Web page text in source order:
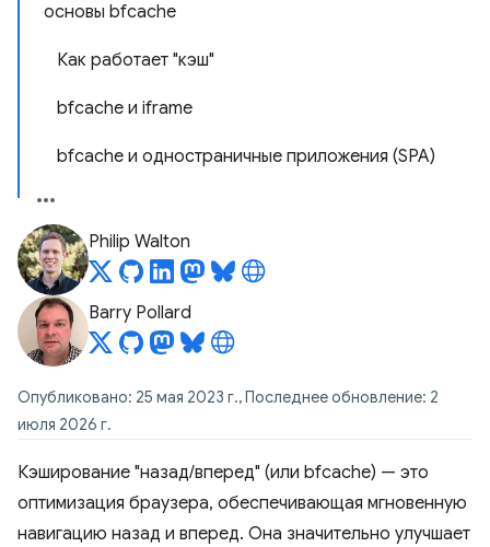
основы bfcache
Как работает "кэш"
bfcache и iframe
bfcache и одностраничные приложения (SPA)
Philip Walton
Barry Pollard
Опубликовано: 25 мая 2023 г., Последнее обновление: 2
июля 2026 г.
Кэширование "назад/вперед" (или bfcache) — это
оптимизация браузера, обеспечивающая мгновенную
навигацию назад и вперед. Она значительно улучшает